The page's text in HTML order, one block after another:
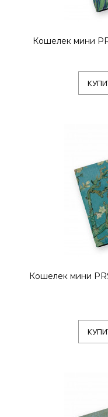
Кошелек мини
Кошелек мини